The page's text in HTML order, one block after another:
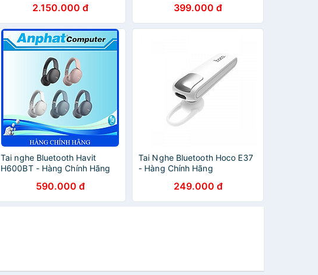
2.150.000 đ
Chính Hãng399.000 đ
Tai nghe Bluetooth Havit
H600BT - Hàng Chính Hãng
590.000 đ
Tai Nghe Bluetooth Hoco E37
- Hàng Chính Hãng
249.000 đ